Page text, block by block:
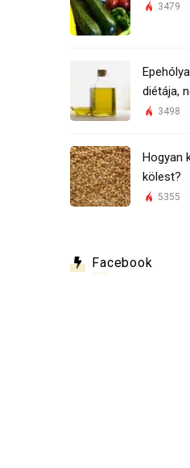
3479
diétája,
3498
Hogyan
kölest?
5355
Facebook